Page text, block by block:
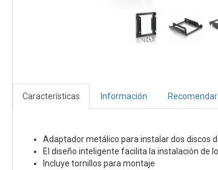
Características Información
Adaptador metálico para instalar dos discos
El diseño inteligente facilita la instalación de
Incluye tornillos para montaje